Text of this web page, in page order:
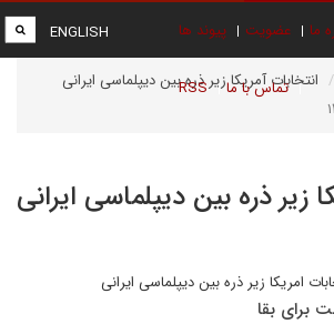
ما عضویت پیوند ها
تماس با ما RSS
ENGLISH
انتخابات آمریکا زیر ذره بین دیپلماسی ایرانی
زیر ذره بین دیپلماسی ایرانی
امریکا زیر ذره بین دیپلماسی ایرانی
برای بقا